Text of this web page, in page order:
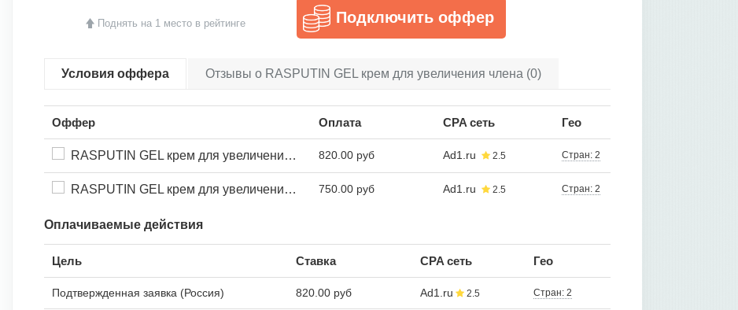
Поднять на 1 место в рейтинге Подключить оффер
Условия оффера Отзывы о RASPUTIN GEL крем для увеличения члена (0)
Оффер Оплата CPA сеть Гео
RASPUTIN GEL крем для увеличения члена за 99 руб 820.00 руб Ad1.ru 2.5 Стран: 2
RASPUTIN GEL крем для увеличения члена 750.00 руб Ad1.ru 2.5 Стран: 2
Оплачиваемые действия
Цель Ставка CPA сеть Гео
Подтвержденная заявка (Россия) 820.00 руб Ad1.ru 2.5 Стран: 2